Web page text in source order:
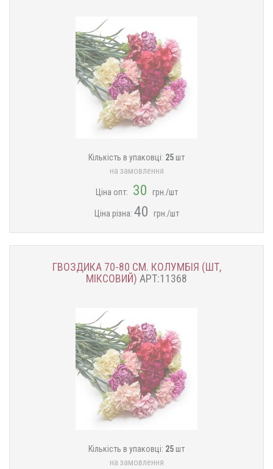
Кількість в упаковці: 25 шт
на замовлення
Ціна опт: 30 грн./шт
Ціна різна: 40 грн./шт
ГВОЗДИКА 70-80 СМ. КОЛУМБІЯ (ШТ,
МІКСОВИЙ) АРТ:11368
Кількість в упаковці: 25 шт
на замовлення